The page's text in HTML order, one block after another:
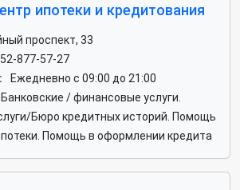
ипотеки и кредитования
проспект, 33
877-57-27
Ежедневно с 09:00 до 21:00
Банковские / финансовые услуги.
Бюро кредитных историй. Помощь
Помощь в оформлении кредита